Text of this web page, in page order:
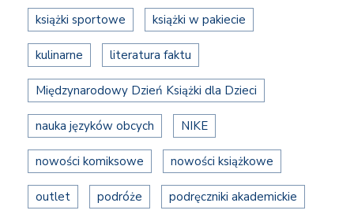
książki sportowe książki w pakiecie
kulinarne literatura faktu
Międzynarodowy Dzień Książki dla Dzieci
nauka języków obcych NIKE
nowości komiksowe nowości książkowe
outlet podróże podręczniki akademickie